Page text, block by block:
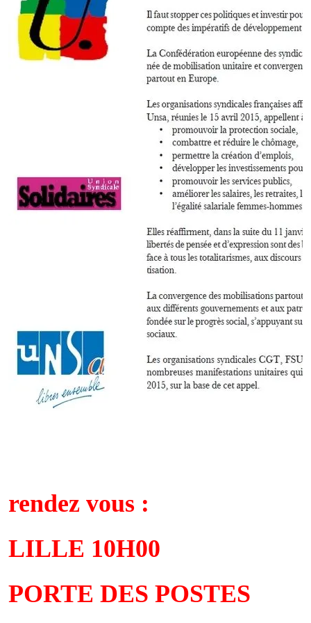
rendez vous :
LILLE 10H00
PORTE DES POSTES